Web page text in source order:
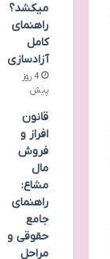
میکشد؟
راهنمای
کامل
آزادسازی
4 روز
پیش
قانون
افراز و
فروش
مال
مشاع:
راهنمای
جامع
حقوقی و
مراحل